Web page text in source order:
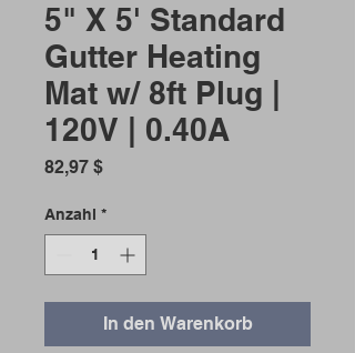
5" X 5' Standard
Gutter Heating
Mat w/ 8ft Plug |
120V | 0.40A
82,97 $Preis
Anzahl *
In den Warenkorb